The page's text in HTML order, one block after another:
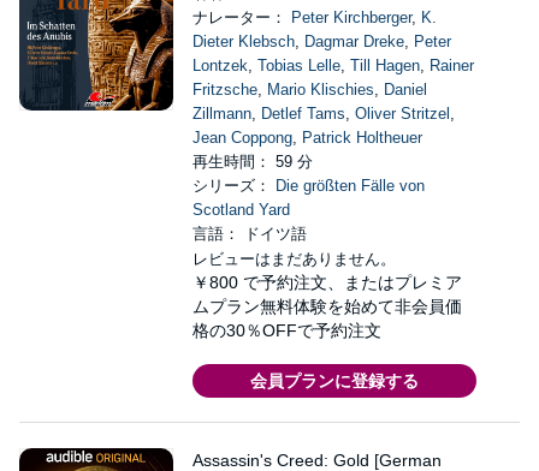
ナレーター：
Peter Kirchberger, K.
Dieter Klebsch, Dagmar Dreke, Peter
Lontzek, Tobias Lelle, Till Hagen, Rainer
Fritzsche, Mario Klischies, Daniel
Zillmann, Detlef Tams, Oliver Stritzel ,
Jean Coppong, Patrick Holtheuer
再生時間： 59 分
シリーズ：
Die größten Fälle von
Scotland Yard
言語： ドイツ語
レビューはまだありません。
￥800 で予約注文、またはプレミア
ムプラン無料体験を始めて非会員価
格の30％OFFで予約注文
会員プランに登録する
Assassin's Creed: Gold [German